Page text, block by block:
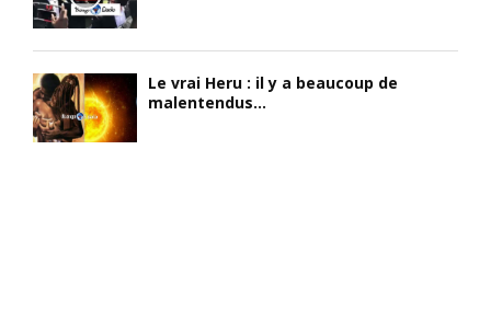
Le vrai Heru : il y a beaucoup de
malentendus...